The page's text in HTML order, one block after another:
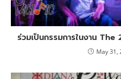
ร่วมเป็นกรรมการในงาน
May 31,